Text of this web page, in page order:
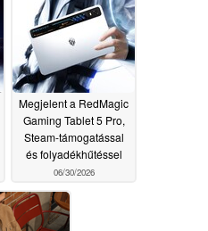
Megjelent a RedMagic
Gaming Tablet 5 Pro,
Steam-támogatással
és folyadékhűtéssel
06/30/2026